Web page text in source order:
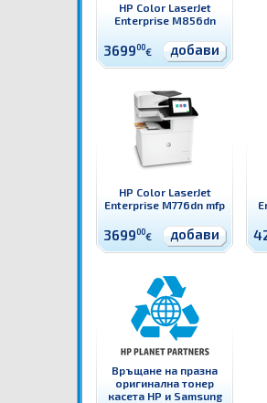
HP Color LaserJet
Enterprise M856dn
369900€ добави
HP Color LaserJet
Enterprise M776dn mfp
369900€ добави
Връщане на празна
оригинална тонер
касета HP и Samsung